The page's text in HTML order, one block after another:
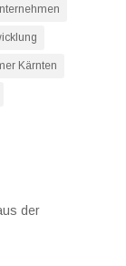
Kärnten
der